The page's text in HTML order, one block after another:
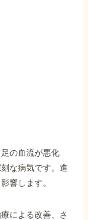
の血流が悪化
な病気です。進
響します。
による改善、さ